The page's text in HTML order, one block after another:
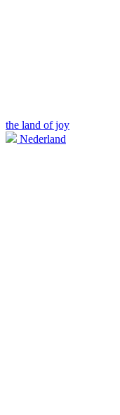
the land of joy
Nederland